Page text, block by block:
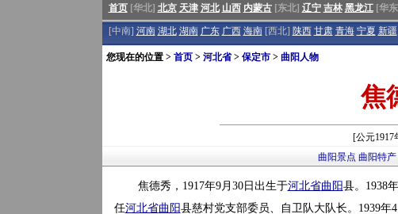
首页[华北] 北京 天津 河北 山西 内蒙古[东北] 辽宁 吉林 黑龙江[华
[中南] 河南 湖北 湖南 广东 广西 海南[西北] 陕西 甘肃 青海 宁夏 新疆
您现在的位置 > 首页> 河北省> 保定市> 曲阳人物
焦
[公元1917
曲阳景点 曲阳特产
焦德秀，1917年9月30日出生于河北省曲阳县。1938
任河北省曲阳县慈村党支部委员、自卫队大队长。1939年